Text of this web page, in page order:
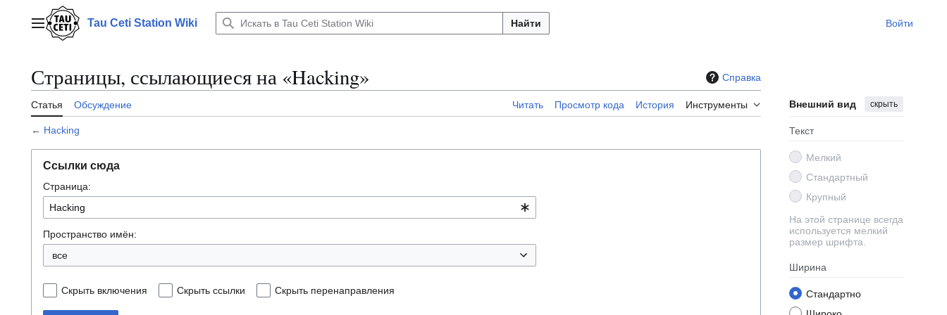
содержаниюГлавное менюTau Ceti Station Wiki Найти Войти
Страницы, ссылающиеся на «Hacking» Справка
Статья Обсуждение Читать Просмотр кода История Инструменты Внешний вид скрыть
Текст
Мелкий
Стандартный
Крупный
На этой странице всегда
используется мелкий
размер шрифта.
Ширина
Стандартно
← Hacking
Ссылки сюда
Страница:
Пространство имён:
все
Скрыть включения Скрыть ссылки Скрыть перенаправления